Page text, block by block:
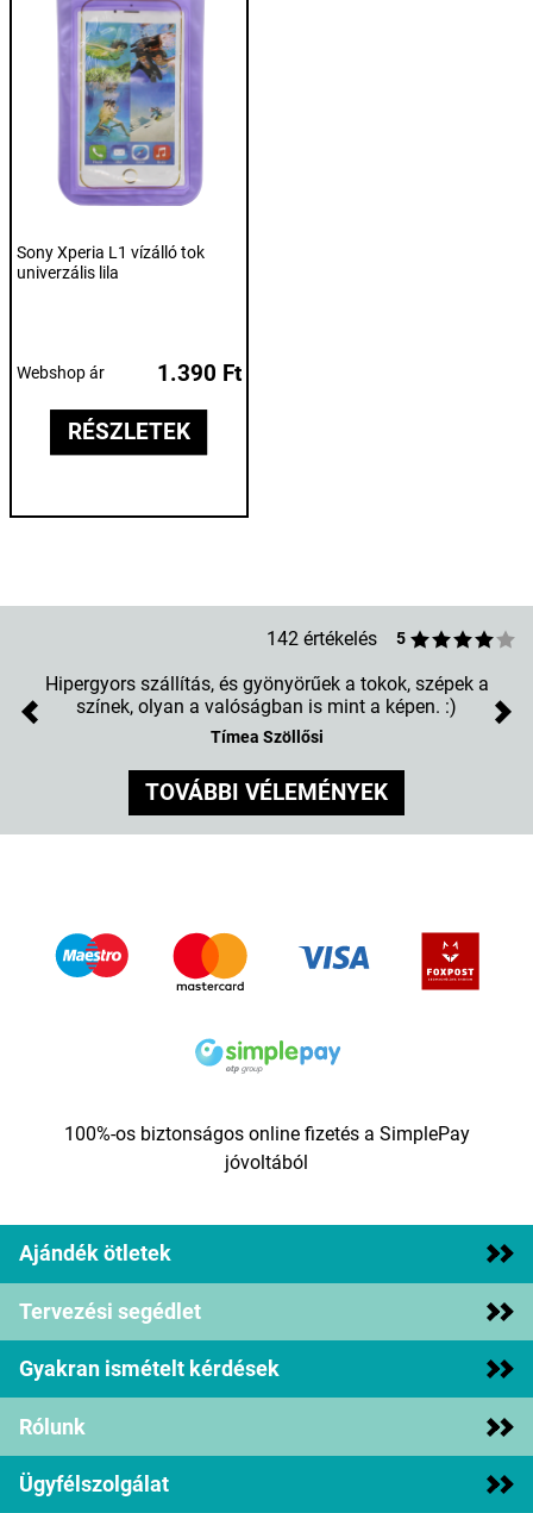
Sony Xperia L1 vízálló tok
univerzális lila
Webshop ár 1.390 Ft
RÉSZLETEK
142 értékelés 5
Nagyon jó a szín összeállítása,. Erősek a színek és
tervezet teljesen megvalósítja végeredményt.
Zsani L.
Previous
TOVÁBBI VÉLEMÉNYEK
100%-os biztonságos online fizetés a SimplePay
jóvoltából
Ajándék ötletek
Tervezési segédlet
Gyakran ismételt kérdések
Rólunk
Ügyfélszolgálat